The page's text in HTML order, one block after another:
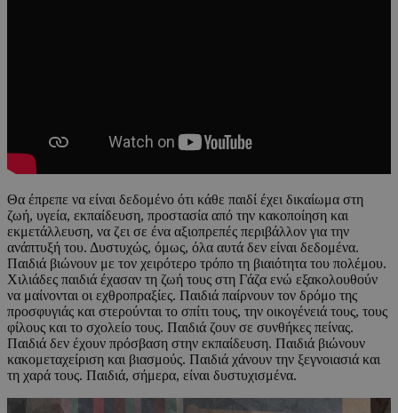
Θα έπρεπε να είναι δεδομένο ότι κάθε παιδί έχει δικαίωμα στη
ζωή, υγεία, εκπαίδευση, προστασία από την κακοποίηση και
εκμετάλλευση, να ζει σε ένα αξιοπρεπές περιβάλλον για την
ανάπτυξή του. Δυστυχώς, όμως, όλα αυτά δεν είναι δεδομένα.
Παιδιά βιώνουν με τον χειρότερο τρόπο τη βιαιότητα του πολέμου.
Χιλιάδες παιδιά έχασαν τη ζωή τους στη Γάζα ενώ εξακολουθούν
να μαίνονται οι εχθροπραξίες. Παιδιά παίρνουν τον δρόμο της
προσφυγιάς και στερούνται το σπίτι τους, την οικογένειά τους, τους
φίλους και το σχολείο τους. Παιδιά ζουν σε συνθήκες πείνας.
Παιδιά δεν έχουν πρόσβαση στην εκπαίδευση. Παιδιά βιώνουν
κακομεταχείριση και βιασμούς. Παιδιά χάνουν την ξεγνοιασιά και
τη χαρά τους. Παιδιά, σήμερα, είναι δυστυχισμένα.